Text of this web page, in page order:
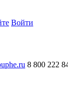
Войти
8 800 222